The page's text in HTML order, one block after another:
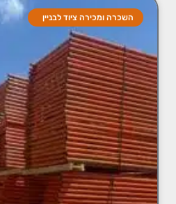
השכרה ומכירה ציוד לבניין